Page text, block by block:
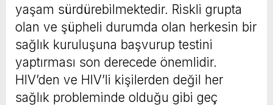
yaşam sürdürebilmektedir. Riskli grupta
olan ve şüpheli durumda olan herkesin bir
sağlık kuruluşuna başvurup testini
yaptırması son derecede önemlidir.
HIV’den ve HIV’li kişilerden değil her
sağlık probleminde olduğu gibi geç